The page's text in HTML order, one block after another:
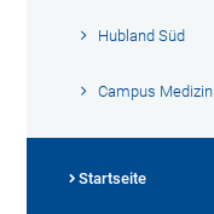
Hubland Süd
Campus Medizin
Startseite